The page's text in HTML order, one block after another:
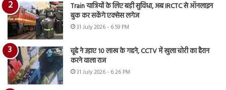
Train यात्रियों के लिए बड़ी सुविधा, अब IRCTC से ऑनलाइन
बुक कर सकेंगे एक्सेस लगेज
31 July 2026 - 6:59 PM
चूहे ने उड़ाए 10 लाख के गहने, CCTV में खुला चोरी का हैरान
करने वाला राज
31 July 2026 - 6:26 PM